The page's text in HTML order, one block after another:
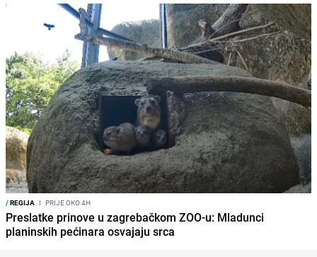
/REGIJA I PRIJE OKO 4H
Preslatke prinove u zagrebačkom ZOO-u: Mladunci
planinskih pećinara osvajaju srca